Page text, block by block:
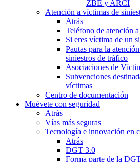
ZBE y ARCI
Atención a víctimas de
Atrás
Teléfono de atención
Si eres víctima de un
Pautas para la
siniestros de tráfico
Asociaciones de
Subvenciones
víctimas
Centro de documentación
Muévete con seguridad
Atrás
Vías más seguras
Tecnología e innovación en
Atrás
DGT 3.0
Forma parte de la